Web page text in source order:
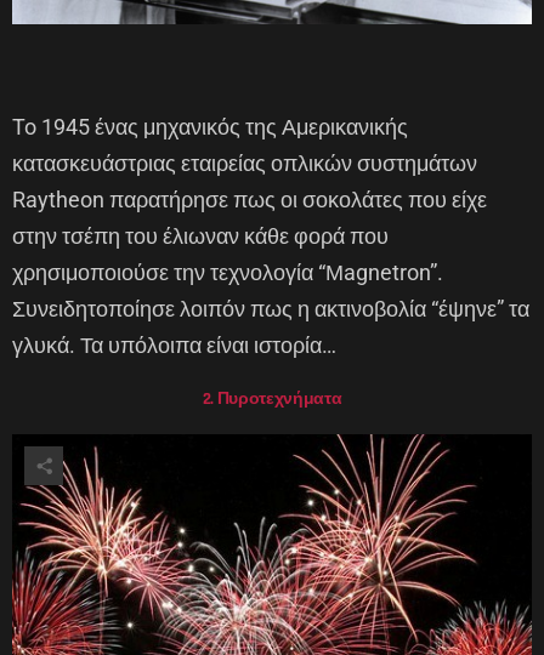
To 1945 ένας μηχανικός της Αμερικανικής
κατασκευάστριας εταιρείας οπλικών συστημάτων
Raytheon παρατήρησε πως οι σοκολάτες που είχε
στην τσέπη του έλιωναν κάθε φορά που
χρησιμοποιούσε την τεχνολογία “Μagnetron”.
Συνειδητοποίησε λοιπόν πως η ακτινοβολία “έψηνε” τα
γλυκά. Τα υπόλοιπα είναι ιστορία…
2. Πυροτεχνήματα